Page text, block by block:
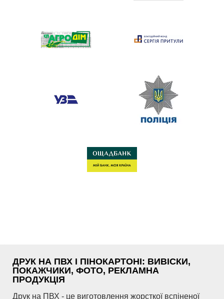
ДРУК НА ПВХ І ПІНОКАРТОНІ: ВИВІСКИ,
ПОКАЖЧИКИ, ФОТО, РЕКЛАМНА
ПРОДУКЦІЯ
Друк на ПВХ - це виготовлення жорсткої вспіненої